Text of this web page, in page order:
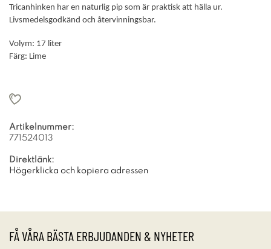
Tricanhinken har en naturlig pip som är praktisk att hälla ur.
Livsmedelsgodkänd och återvinningsbar.
Volym: 17 liter
Färg: Lime
Artikelnummer:
771524013
Direktlänk:
Högerklicka och kopiera adressen
FÅ VÅRA BÄSTA ERBJUDANDEN & NYHETER